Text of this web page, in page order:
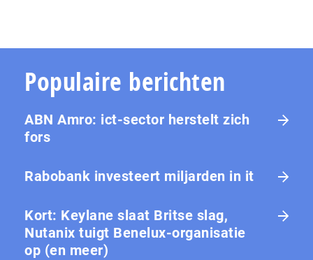
Populaire berichten
ABN Amro: ict-sector herstelt zich
fors
Rabobank investeert miljarden in it
Kort: Keylane slaat Britse slag,
Nutanix tuigt Benelux-organisatie
op (en meer)